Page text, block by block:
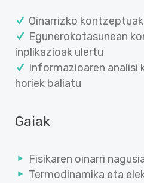
Oinarrizko
Egunerokotasunean
inplikazioak ulertu
Informazioaren
horiek baliatu
Gaiak
Fisikaren oinarri
Termodinamika eta